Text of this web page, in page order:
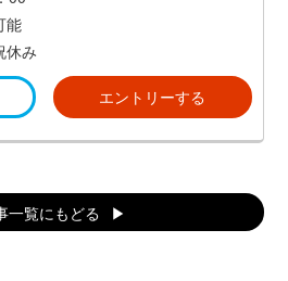
能
休み
エントリーする
一覧にもどる